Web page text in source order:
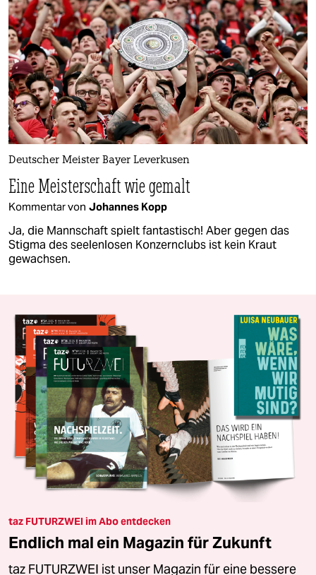
Deutscher Meister Bayer Leverkusen
Eine Meisterschaft wie gemalt
Kommentar von Johannes Kopp
Ja, die Mannschaft spielt fantastisch! Aber gegen das
Stigma des seelenlosen Konzernclubs ist kein Kraut
gewachsen.
taz FUTURZWEI im Abo entdecken
Endlich mal ein Magazin für Zukunft
taz FUTURZWEI ist unser Magazin für eine bessere